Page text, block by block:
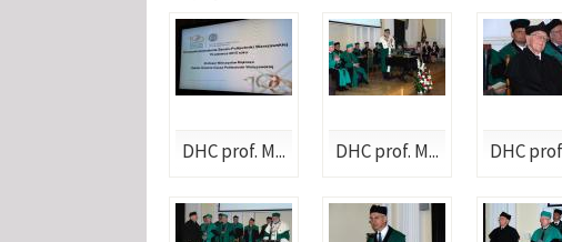
DHC prof. M... DHC prof. M... DHC